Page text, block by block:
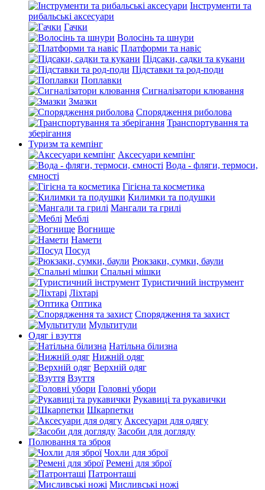
Інструменти та
рибальські аксесуари
Гачки
Волосінь та шнури
Платформи та навіс
Підсаки, садки та кукани
Підставки та род-поди
Поплавки
Сигналізатори клювання
Змазки
Спорядження риболова
Транспортування та
зберігання
Туризм та кемпінг
Аксесуари кемпінг
Вода - фляги, термоси,
ємності
Гігієна та косметика
Килимки та подушки
Мангали та грилі
Меблі
Вогнище
Намети
Посуд
Рюкзаки, сумки, баули
Спальні мішки
Туристичний інструмент
Ліхтарі
Оптика
Спорядження та захист
Мультитули
Одяг і взуття
Натільна білизна
Нижній одяг
Верхній одяг
Взуття
Головні убори
Рукавиці та рукавички
Шкарпетки
Аксесуари для одягу
Засоби для догляду
Полювання та зброя
Чохли для зброї
Ремені для зброї
Патронташі
Мисливські ножі